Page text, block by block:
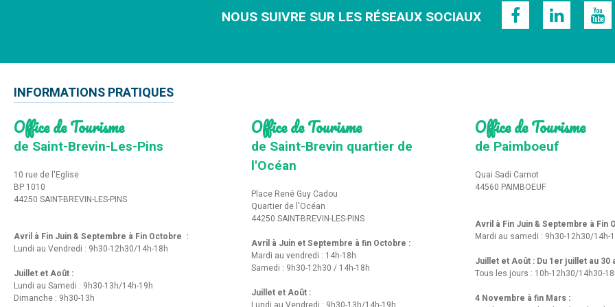
NOUS SUIVRE SUR LES RÉSEAUX SOCIAUX
INFORMATIONS PRATIQUES
Office de Tourisme
de Saint-Brevin-Les-Pins
10 rue de l'Eglise
BP 1010
44250 SAINT-BREVIN-LES-PINS
Avril à Fin Juin & Septembre à Fin Octobre :
Lundi au Vendredi : 9h30-12h30/14h-18h
Juillet et Août :
Lundi au Samedi : 9h30-13h/14h-19h
Dimanche : 9h30-13h
Office de Tourisme
de Saint-Brevin quartier de
l'Océan
Place René Guy Cadou
Quartier de l'Océan
44250 SAINT-BREVIN-LES-PINS
Avril à Juin et Septembre à fin Octobre :
Mardi au vendredi : 14h-18h
Samedi : 9h30-12h30 / 14h-18h
Juillet et Août :
Office de Tourisme
de Paimboeuf
Quai Sadi Carnot
44560 PAIMBOEUF
Avril à Fin Juin & Septembre à Fin
Mardi au samedi : 9h30-12h30/14h-
Juillet et Août : Du 1er juillet au 30
Tous les jours : 10h-12h30/14h30-
4 Novembre à fin Mars :